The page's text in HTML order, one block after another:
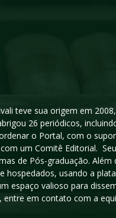
teve sua origem em
26 periódicos,
o Portal, com o
um Comitê Editorial.
de Pós-graduação.
usando a
espaço valioso para
em contato com a